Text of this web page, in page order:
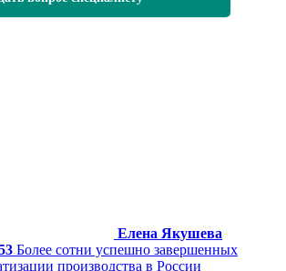
Елена Якушева
Более сотни успешно завершенных
производства в России